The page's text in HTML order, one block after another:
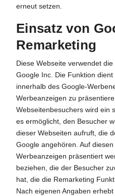
erneut setzen.
Einsatz von
Remarketing
Diese Webseite verwendet
Google Inc. Die Funktion
innerhalb des Google-
Werbeanzeigen zu
Webseitenbesuchers wird ein
es ermöglicht, den Besucher
dieser Webseiten aufruft, die
Google angehören. Auf
Werbeanzeigen präsentiert
beziehen, die der Besucher
hat, die die Remarketing
Nach eigenen Angaben